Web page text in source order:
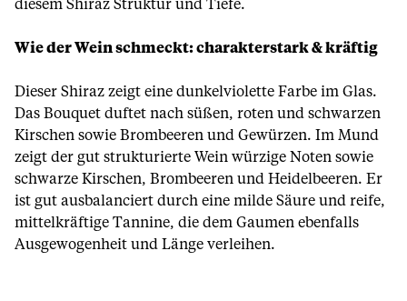
diesem Shiraz Struktur und Tiefe.
Wie der Wein schmeckt: charakterstark & kräftig
Dieser Shiraz zeigt eine dunkelviolette Farbe im Glas.
Das Bouquet duftet nach süßen, roten und schwarzen
Kirschen sowie Brombeeren und Gewürzen. Im Mund
zeigt der gut strukturierte Wein würzige Noten sowie
schwarze Kirschen, Brombeeren und Heidelbeeren. Er
ist gut ausbalanciert durch eine milde Säure und reife,
mittelkräftige Tannine, die dem Gaumen ebenfalls
Ausgewogenheit und Länge verleihen.